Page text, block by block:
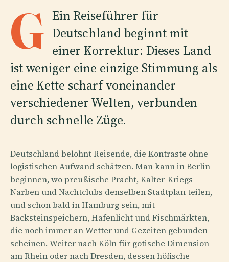
G Ein Reiseführer für
Deutschland beginnt mit
einer Korrektur: Dieses Land
ist weniger eine einzige Stimmung als
eine Kette scharf voneinander
verschiedener Welten, verbunden
durch schnelle Züge.
Deutschland belohnt Reisende, die Kontraste ohne
logistischen Aufwand schätzen. Man kann in Berlin
beginnen, wo preußische Pracht, Kalter-Kriegs-
Narben und Nachtclubs denselben Stadtplan teilen,
und schon bald in Hamburg sein, mit
Backsteinspeichern, Hafenlicht und Fischmärkten,
die noch immer an Wetter und Gezeiten gebunden
scheinen. Weiter nach Köln für gotische Dimension
am Rhein oder nach Dresden, dessen höfische